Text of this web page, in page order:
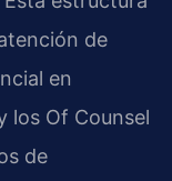
de
en
los Of Counsel
de